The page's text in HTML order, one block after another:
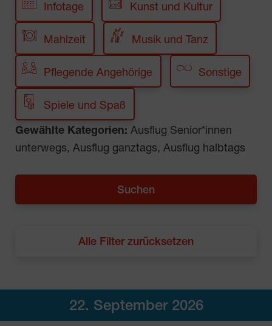
Infotage Kunst und Kultur
Mahlzeit Musik und Tanz
Pflegende Angehörige Sonstige
Spiele und Spaß
Gewählte Kategorien: Ausflug Senior*innen
unterwegs, Ausflug ganztags, Ausflug halbtags
Alle Filter zurücksetzen
22. September 2026